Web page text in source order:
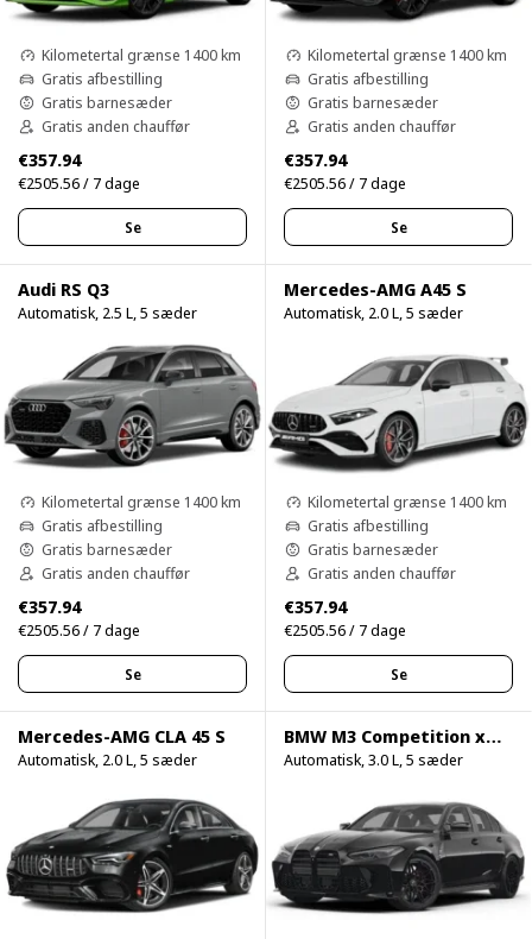
Kilometertal grænse 1400 km
Gratis afbestilling
Gratis barnesæder
Gratis anden chauffør
€357.94
€2505.56 / 7 dage
Se
Kilometertal grænse 1400 km
Gratis afbestilling
Gratis barnesæder
Gratis anden chauffør
€357.94
€2505.56 / 7 dage
Se
Audi RS Q3
Automatisk, 2.5 L, 5 sæder
Kilometertal grænse 1400 km
Gratis afbestilling
Gratis barnesæder
Gratis anden chauffør
€357.94
€2505.56 / 7 dage
Se
Mercedes-AMG A45 S
Automatisk, 2.0 L, 5 sæder
Kilometertal grænse 1400 km
Gratis afbestilling
Gratis barnesæder
Gratis anden chauffør
€357.94
€2505.56 / 7 dage
Se
Mercedes-AMG CLA 45 S
Automatisk, 2.0 L, 5 sæder
BMW M3 Competition xDrive
Automatisk, 3.0 L, 5 sæder